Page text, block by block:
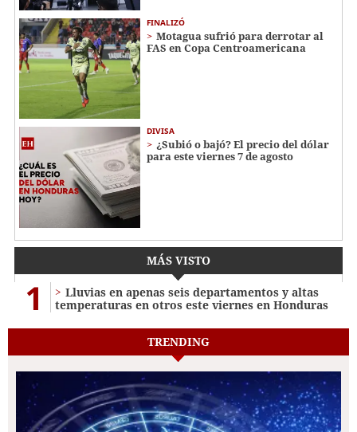
FINALIZÓ
Motagua sufrió para derrotar al
FAS en Copa Centroamericana
DIVISA
¿Subió o bajó? El precio del dólar
para este viernes 7 de agosto
MÁS VISTO
1
Lluvias en apenas seis departamentos y altas
temperaturas en otros este viernes en Honduras
TRENDING